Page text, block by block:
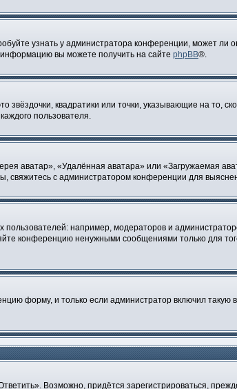
узнать у администратора конференции, может ли
информацию вы можете получить на сайте phpBB®.
квадратики или точки, указывающие на то,
пользователя.
аватар», «Удалённая аватара» или «Загружаемая
свяжитесь с администратором конференции для
например, модераторов и
конференцию ненужными сообщениями только для
форму, и только если администратор включил такую
Возможно, придётся зарегистрироваться,